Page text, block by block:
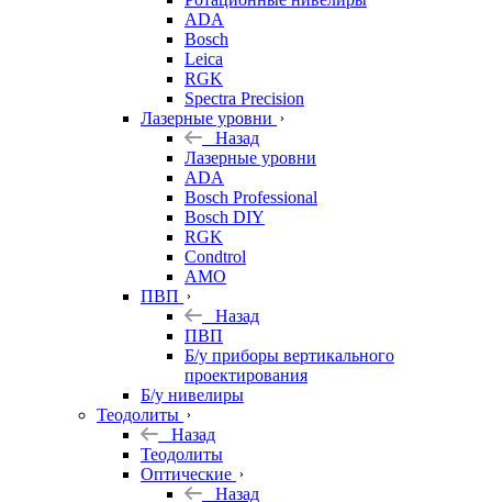
ADA
Bosch
Leica
RGK
Spectra Precision
Лазерные уровни
Назад
Лазерные уровни
ADA
Bosch Professional
Bosch DIY
RGK
Condtrol
AMO
ПВП
Назад
ПВП
Б/у приборы вертикального
проектирования
Б/у нивелиры
Теодолиты
Назад
Теодолиты
Оптические
Назад